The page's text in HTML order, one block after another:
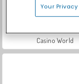
Casino World
Your